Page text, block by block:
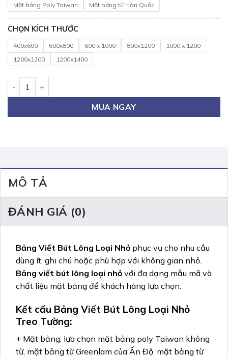
Mặt bảng Poly Taiwan Mặt bảng từ Hàn Quốc
CHỌN KÍCH THƯỚC
400x600 600x800 600 x 1000 800x1200
1000 x 1200
1200x1200
1200x1400
MUA NGAY
MÔ TẢ
ĐÁNH GIÁ (0)
Bảng Viết Bút Lông Loại Nhỏ phục vụ cho nhu cầu
dùng ít, ghi chú hoặc phù hợp với không gian nhỏ.
Bảng viết bút lông loại nhỏ với đa dạng mẫu mã và
chất liệu mặt bảng để khách hàng lựa chọn.
Kết cấu Bảng Viết Bút Lông Loại Nhỏ
Treo Tường:
+ Mặt bảng: lựa chọn mặt bảng poly Taiwan không
từ, mặt bảng từ Greenlam của Ấn Độ, mặt bảng từ